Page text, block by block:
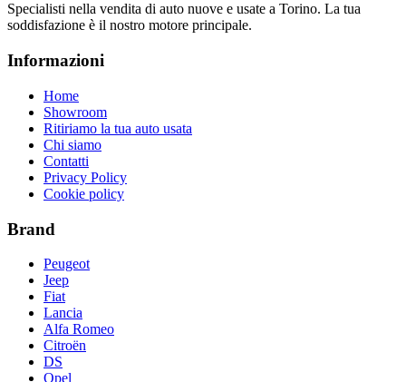
Specialisti nella vendita di auto nuove e usate a Torino. La tua
soddisfazione è il nostro motore principale.
Informazioni
Home
Showroom
Ritiriamo la tua auto usata
Chi siamo
Contatti
Privacy Policy
Cookie policy
Brand
Peugeot
Jeep
Fiat
Lancia
Alfa Romeo
Citroën
DS
Opel